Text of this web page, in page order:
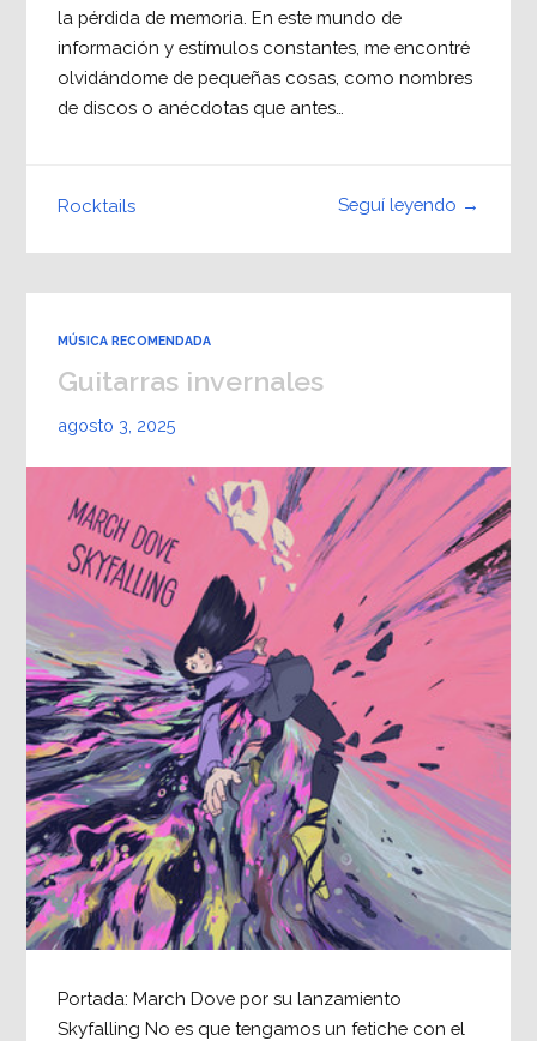
la pérdida de memoria. En este mundo de
información y estímulos constantes, me encontré
olvidándome de pequeñas cosas, como nombres
de discos o anécdotas que antes…
Seguí leyendo →
Rocktails
MÚSICA RECOMENDADA
Guitarras invernales
agosto 3, 2025
Portada: March Dove por su lanzamiento
Skyfalling No es que tengamos un fetiche con el